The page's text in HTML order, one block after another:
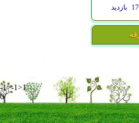
بازدید
-1>-1>1
0